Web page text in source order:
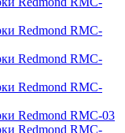
Redmond RMC-
Redmond RMC-
Redmond RMC-
Redmond RMC-03
Redmond RMC-